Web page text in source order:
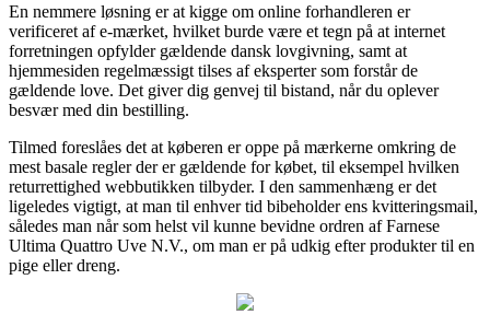
En nemmere løsning er at kigge om online forhandleren er
verificeret af e-mærket, hvilket burde være et tegn på at internet
forretningen opfylder gældende dansk lovgivning, samt at
hjemmesiden regelmæssigt tilses af eksperter som forstår de
gældende love. Det giver dig genvej til bistand, når du oplever
besvær med din bestilling.
Tilmed foreslåes det at køberen er oppe på mærkerne omkring de
mest basale regler der er gældende for købet, til eksempel hvilken
returrettighed webbutikken tilbyder. I den sammenhæng er det
ligeledes vigtigt, at man til enhver tid bibeholder ens kvitteringsmail,
således man når som helst vil kunne bevidne ordren af Farnese
Ultima Quattro Uve N.V., om man er på udkig efter produkter til en
pige eller dreng.